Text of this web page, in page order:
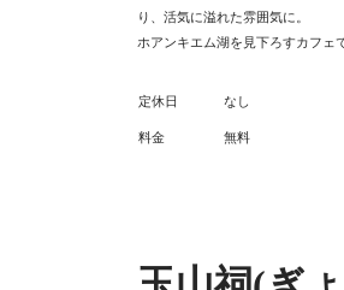
り、活気に溢れた雰囲気に。
ホアンキエム湖を見下ろすカフェ
定休日 なし
料金 無料